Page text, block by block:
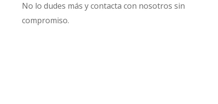
No lo dudes más y contacta con nosotros sin
compromiso.